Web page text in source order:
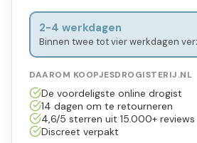
2-4 werkdagen
Binnen twee tot vier werkdagen
DAAROM KOOPJESDROGISTERIJ.NL
De voordeligste online drogist
14 dagen om te retourneren
4,6/5 sterren uit 15.000+ reviews
Discreet verpakt